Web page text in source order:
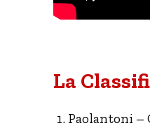
La
Paolantoni